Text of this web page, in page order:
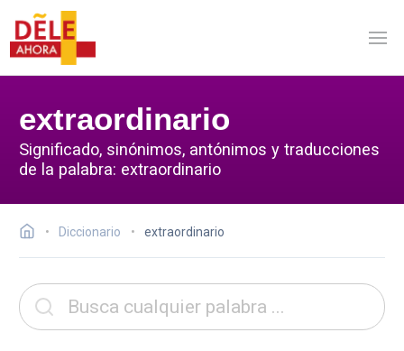
extraordinario
Significado, sinónimos, antónimos y traducciones
de la palabra: extraordinario
Diccionario extraordinario